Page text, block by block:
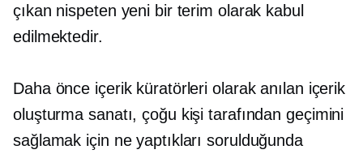
çıkan nispeten yeni bir terim olarak kabul
edilmektedir.
Daha önce içerik küratörleri olarak anılan içerik
oluşturma sanatı, çoğu kişi tarafından geçimini
sağlamak için ne yaptıkları sorulduğunda